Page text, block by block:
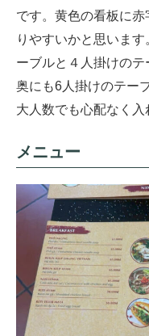
です。黄色の看板に
りやすいかと思いま
ーブルと４人掛けのテ
奥にも6人掛けのテー
大人数でも心配なく入
メニュー